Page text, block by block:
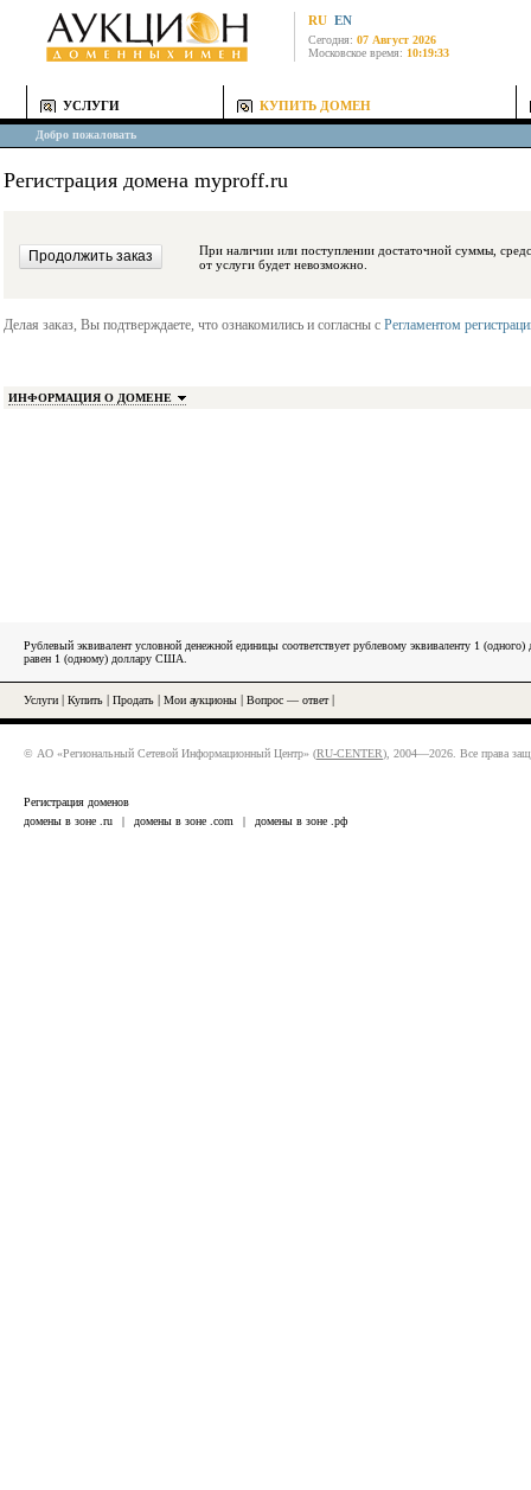
RU EN
Сегодня: 07 Август 2026
Московское время: 10:19:33
УСЛУГИ КУПИТЬ ДОМЕН
Добро пожаловать
Регистрация домена myproff.ru
При наличии или поступлении достаточной суммы, средства будут
от услуги будет невозможно.
Делая заказ, Вы подтверждаете, что ознакомились и согласны с Регламентом
ИНФОРМАЦИЯ О ДОМЕНЕ
Рублевый эквивалент условной денежной единицы соответствует рублевому эквиваленту 1
равен 1 (одному) доллару США.
Услуги Купить Продать Мои аукционы Вопрос — ответ|
© АО «Региональный Сетевой Информационный Центр» (RU-CENTER), 2004—2026. Все права
Регистрация доменов
домены в зоне .ru
| домены в зоне .com | домены в зоне .рф